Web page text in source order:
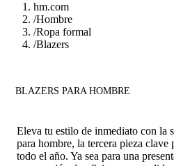
hm.com
/Hombre
/Ropa formal
/Blazers
BLAZERS PARA HOMBRE
Eleva tu estilo de inmediato con la
para hombre, la tercera pieza
todo el año. Ya sea para una